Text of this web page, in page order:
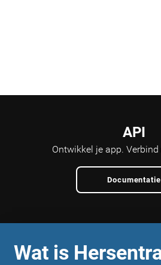
API
Ontwikkel je app. Verbind
Documentatie
Wat is